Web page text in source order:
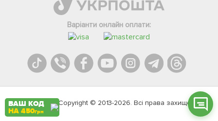
Варіанти онлайн оплати:
Agromarket.Copyright © 2013-2026. Всі права захищені
Телеграм
Вайбер
Онлайн чат
ВАШ КОД
НА 450грн